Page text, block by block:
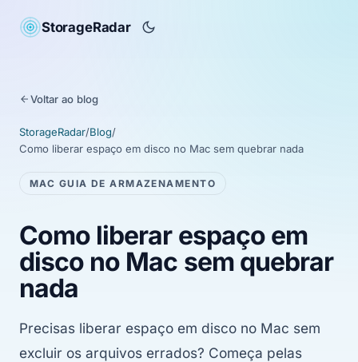
StorageRadar
Voltar ao blog
StorageRadar/Blog/
Como liberar espaço em disco no Mac sem quebrar nada
MAC GUIA DE ARMAZENAMENTO
Como liberar espaço em
disco no Mac sem quebrar
nada
Precisas liberar espaço em disco no Mac sem
excluir os arquivos errados? Começa pelas